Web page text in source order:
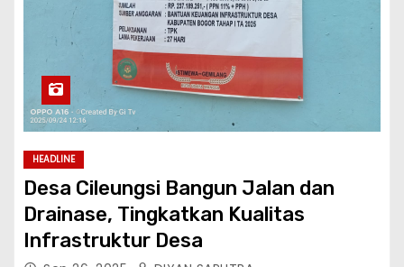
HEADLINE
Desa Cileungsi Bangun Jalan dan
Drainase, Tingkatkan Kualitas
Infrastruktur Desa